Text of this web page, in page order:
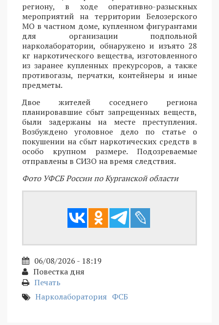
региону, в ходе оперативно-разыскных
мероприятий на территории Белозерского
МО в частном доме, купленном фигурантами
для организации подпольной
нарколаборатории, обнаружено и изъято 28
кг наркотического вещества, изготовленного
из заранее купленных прекурсоров, а также
противогазы, перчатки, контейнеры и иные
предметы.
Двое жителей соседнего региона
планировавшие сбыт запрещенных веществ,
были задержаны на месте преступления.
Возбуждено уголовное дело по статье о
покушении на сбыт наркотических средств в
особо крупном размере. Подозреваемые
отправлены в СИЗО на время следствия.
Фото УФСБ России по Курганской области
06/08/2026 - 18:19
Повестка дня
Печать
Нарколаборатория ФСБ